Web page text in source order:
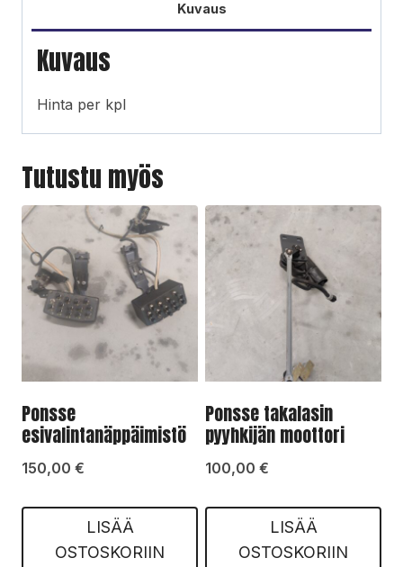
Kuvaus
Kuvaus
Hinta per kpl
Tutustu myös
Ponsse
esivalintanäppäimistö
150,00 €
LISÄÄ
OSTOSKORIIN
Ponsse takalasin
pyyhkijän moottori
100,00 €
LISÄÄ
OSTOSKORIIN